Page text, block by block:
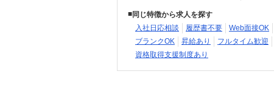
同じ特徴から求人を探す
入社日応相談
履歴書不要 Web面接OK
ブランクOK
昇給あり フルタイム歓迎
資格取得支援制度あり